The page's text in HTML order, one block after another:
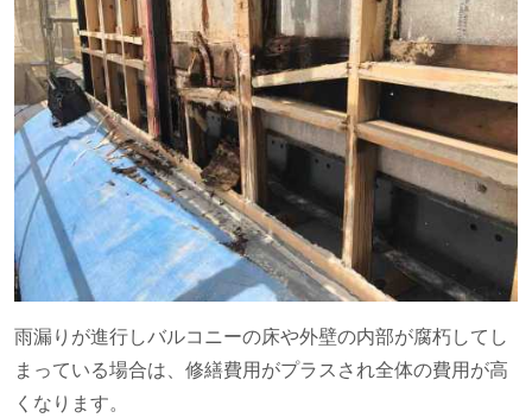
雨漏りが進行しバルコニーの床や外壁の内部が腐朽してし
まっている場合は、修繕費用がプラスされ全体の費用が高
くなります。